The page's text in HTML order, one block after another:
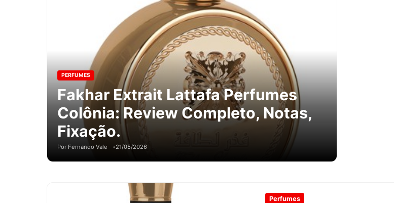
PERFUMES
Fakhar Extrait Lattafa Perfumes
Colônia: Review Completo, Notas,
Fixação.
Por Fernando Vale 21/05/2026
Perfumes